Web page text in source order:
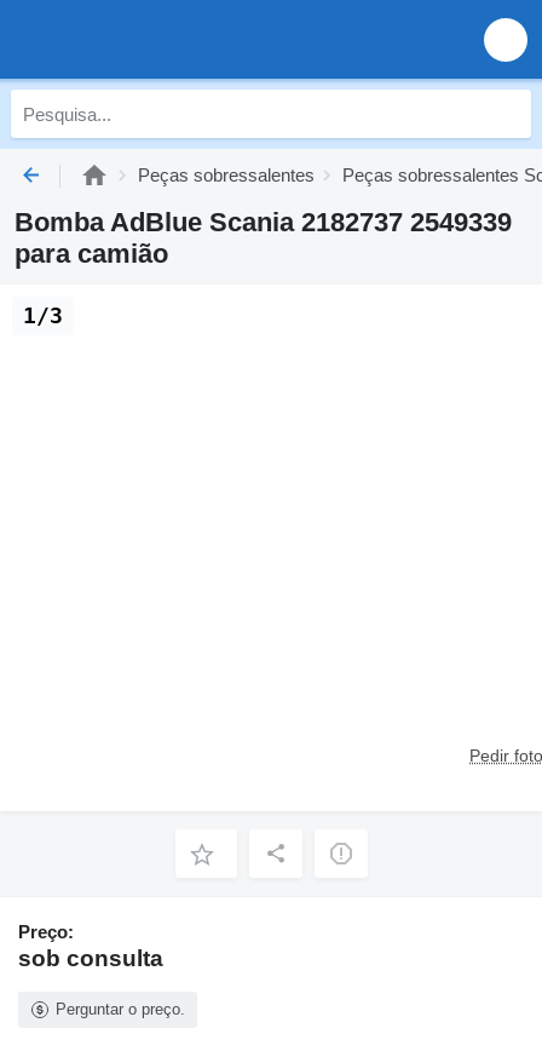
Peças sobressalentes Peças sobressalentes
Bomba AdBlue Scania 2182737 2549339
para camião
Pedir
1/3
Preço:
sob consulta
Perguntar o preço.